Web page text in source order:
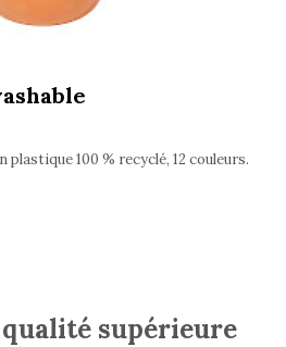
plastique 100 % recyclé, 12 couleurs.
qualité supérieure